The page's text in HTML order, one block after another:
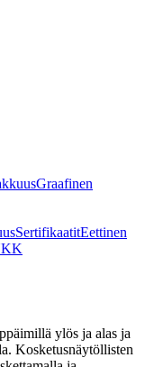
Graafinen
SertifikaatitEettinen
ylös ja alas ja
Kosketusnäytöllisten